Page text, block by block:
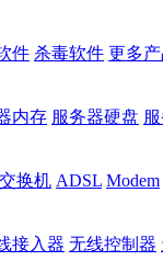
件 杀毒软件 更多
内存 服务器硬盘
换机 ADSL Modem
接入器 无线控制器